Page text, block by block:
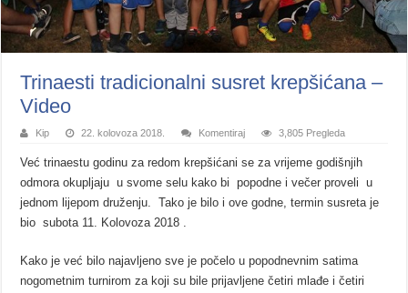
Trinaesti tradicionalni susret krepšićana –
Video
Kip 22. kolovoza 2018. Komentiraj 3,805 Pregleda
Već trinaestu godinu za redom krepšićani se za vrijeme godišnjih
odmora okupljaju u svome selu kako bi popodne i večer proveli u
jednom lijepom druženju. Tako je bilo i ove godne, termin susreta je
bio subota 11. Kolovoza 2018 .
Kako je već bilo najavljeno sve je počelo u popodnevnim satima
nogometnim turnirom za koji su bile prijavljene četiri mlađe i četiri